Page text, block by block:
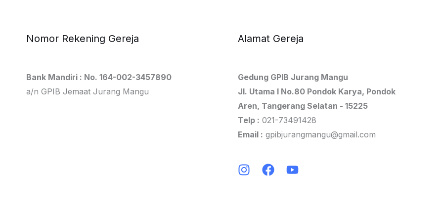
Nomor Rekening Gereja
Bank Mandiri : No. 164-002-3457890
a/n GPIB Jemaat Jurang Mangu
Alamat Gereja
Gedung GPIB Jurang Mangu
Jl. Utama I No.80 Pondok Karya, Pondok
Aren, Tangerang Selatan - 15225
Telp : 021-73491428
Email : gpibjurangmangu@gmail.com